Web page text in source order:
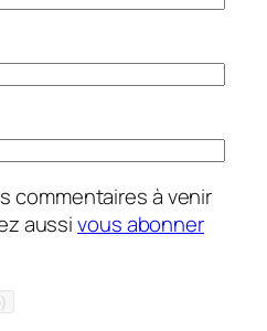
commentaires à venir
aussivous abonner